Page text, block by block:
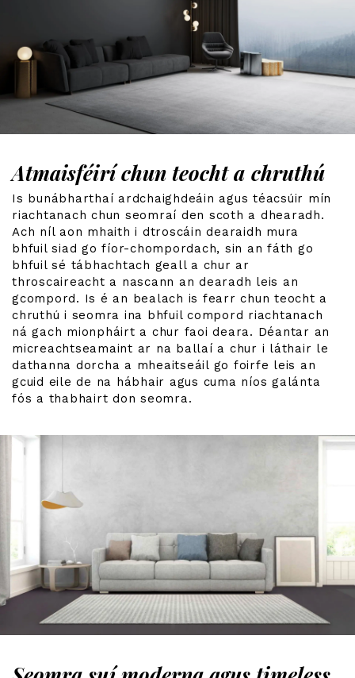
Atmaisféirí chun teocht a chruthú
Is bunábharthaí ardchaighdeáin agus téacsúir mín
riachtanach chun seomraí den scoth a dhearadh.
Ach níl aon mhaith i dtroscáin dearaidh mura
bhfuil siad go fíor-chompordach, sin an fáth go
bhfuil sé tábhachtach geall a chur ar
throscaireacht a nascann an dearadh leis an
gcompord. Is é an bealach is fearr chun teocht a
chruthú i seomra ina bhfuil compord riachtanach
ná gach mionpháirt a chur faoi deara. Déantar an
micreachtseamaint ar na ballaí a chur i láthair le
dathanna dorcha a mheaitseáil go foirfe leis an
gcuid eile de na hábhair agus cuma níos galánta
fós a thabhairt don seomra.